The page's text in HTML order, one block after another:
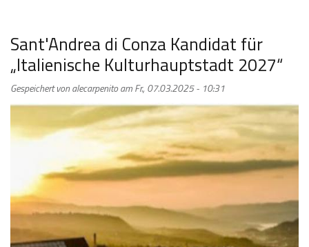
Sant'Andrea di Conza Kandidat für
„Italienische Kulturhauptstadt 2027“
Gespeichert vonalecarpenitoamFr., 07.03.2025 - 10:31